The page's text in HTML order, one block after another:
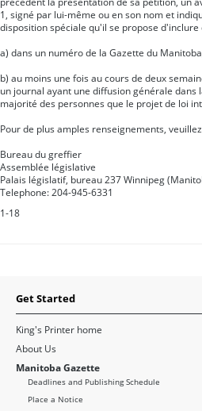
1, signé par lui-même ou en son nom et
disposition spéciale qu'il se propose
a) dans un numéro de la Gazette du
b) au moins une fois au cours de deux
un journal ayant une diffusion générale
majorité des personnes que le projet de loi
Pour de plus amples renseignements,
Bureau du greffier
Assemblée législative
Palais législatif, bureau 237 Winnipeg
Telephone: 204-945-6331
1-18
Get Started
King's Printer home
About Us
Manitoba Gazette
Deadlines and Publishing Schedule
Place a Notice